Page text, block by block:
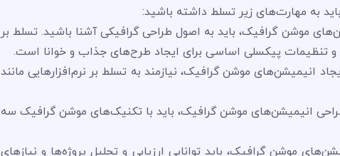
به مهارت‌های زیر تسلط داشته باشید:
موشن گرافیک، باید به اصول طراحی گرافیکی آشنا باشید. تسلط بر
و تنظیمات پیکسلی اساسی برای ایجاد طرح‌های جذاب و خوانا است.
انیمیشن‌های موشن گرافیک، نیازمند به تسلط بر نرم‌افزارهایی مانند
انیمیشن‌های موشن گرافیک، باید با تکنیک‌های موشن گرافیک سه
موشن گرافیک، باید توانایی ارزیابی و تحلیل پروژه‌ها و نیازهای